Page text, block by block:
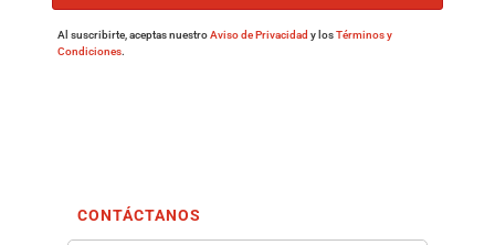
Al suscribirte, aceptas nuestroAviso de Privacidad y losTérminos y
Condiciones.
CONTÁCTANOS